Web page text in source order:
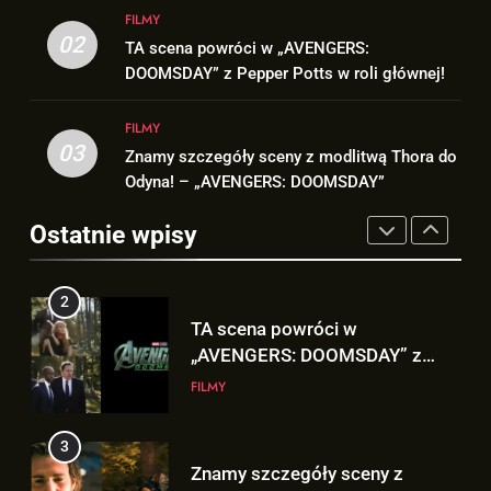
„AVENGERS: DOOMSDAY” z
Pepper Potts w roli głównej!
3
Znamy szczegóły sceny z
„AVENGERS: DOOMSDAY”
FILMY
4
Kit Connor dołączy do obsady
„X-MEN” jako nowy Scott
Summers!
NEWSY
5
Tom Holland napisał list do
02
FILMY
TA scena powróci w „AVENGERS:
DOOMSDAY” z Pepper Potts w roli głównej!
03
FILMY
Znamy szczegóły sceny z modlitwą Thora do
Odyna! – „AVENGERS: DOOMSDAY”
Ostatnie wpisy
1
Co naprawdę wydarzyło się na
Staten Island? – „SPIDER-MAN:
2
„AVENGERS: DOOMSDAY” z
Pepper Potts w roli głównej!
FILMY
3
Znamy szczegóły sceny z
4